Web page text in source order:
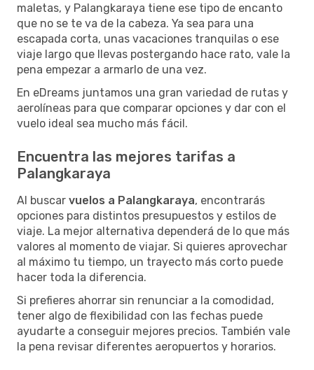
maletas, y Palangkaraya tiene ese tipo de encanto
que no se te va de la cabeza. Ya sea para una
escapada corta, unas vacaciones tranquilas o ese
viaje largo que llevas postergando hace rato, vale la
pena empezar a armarlo de una vez.
En eDreams juntamos una gran variedad de rutas y
aerolíneas para que comparar opciones y dar con el
vuelo ideal sea mucho más fácil.
Encuentra las mejores tarifas a
Palangkaraya
Al buscar vuelos a Palangkaraya, encontrarás
opciones para distintos presupuestos y estilos de
viaje. La mejor alternativa dependerá de lo que más
valores al momento de viajar. Si quieres aprovechar
al máximo tu tiempo, un trayecto más corto puede
hacer toda la diferencia.
Si prefieres ahorrar sin renunciar a la comodidad,
tener algo de flexibilidad con las fechas puede
ayudarte a conseguir mejores precios. También vale
la pena revisar diferentes aeropuertos y horarios.